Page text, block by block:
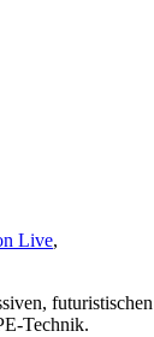
Live,
Technik.